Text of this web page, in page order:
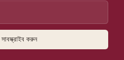
সাবস্ক্রাইব করুন